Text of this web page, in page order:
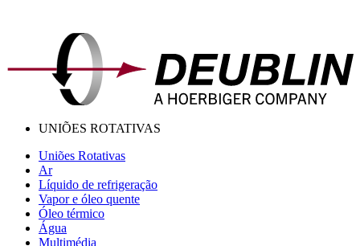
UNIÕES ROTATIVAS
Uniões Rotativas
Ar
Líquido de refrigeração
Vapor e óleo quente
Óleo térmico
Água
Multimédia